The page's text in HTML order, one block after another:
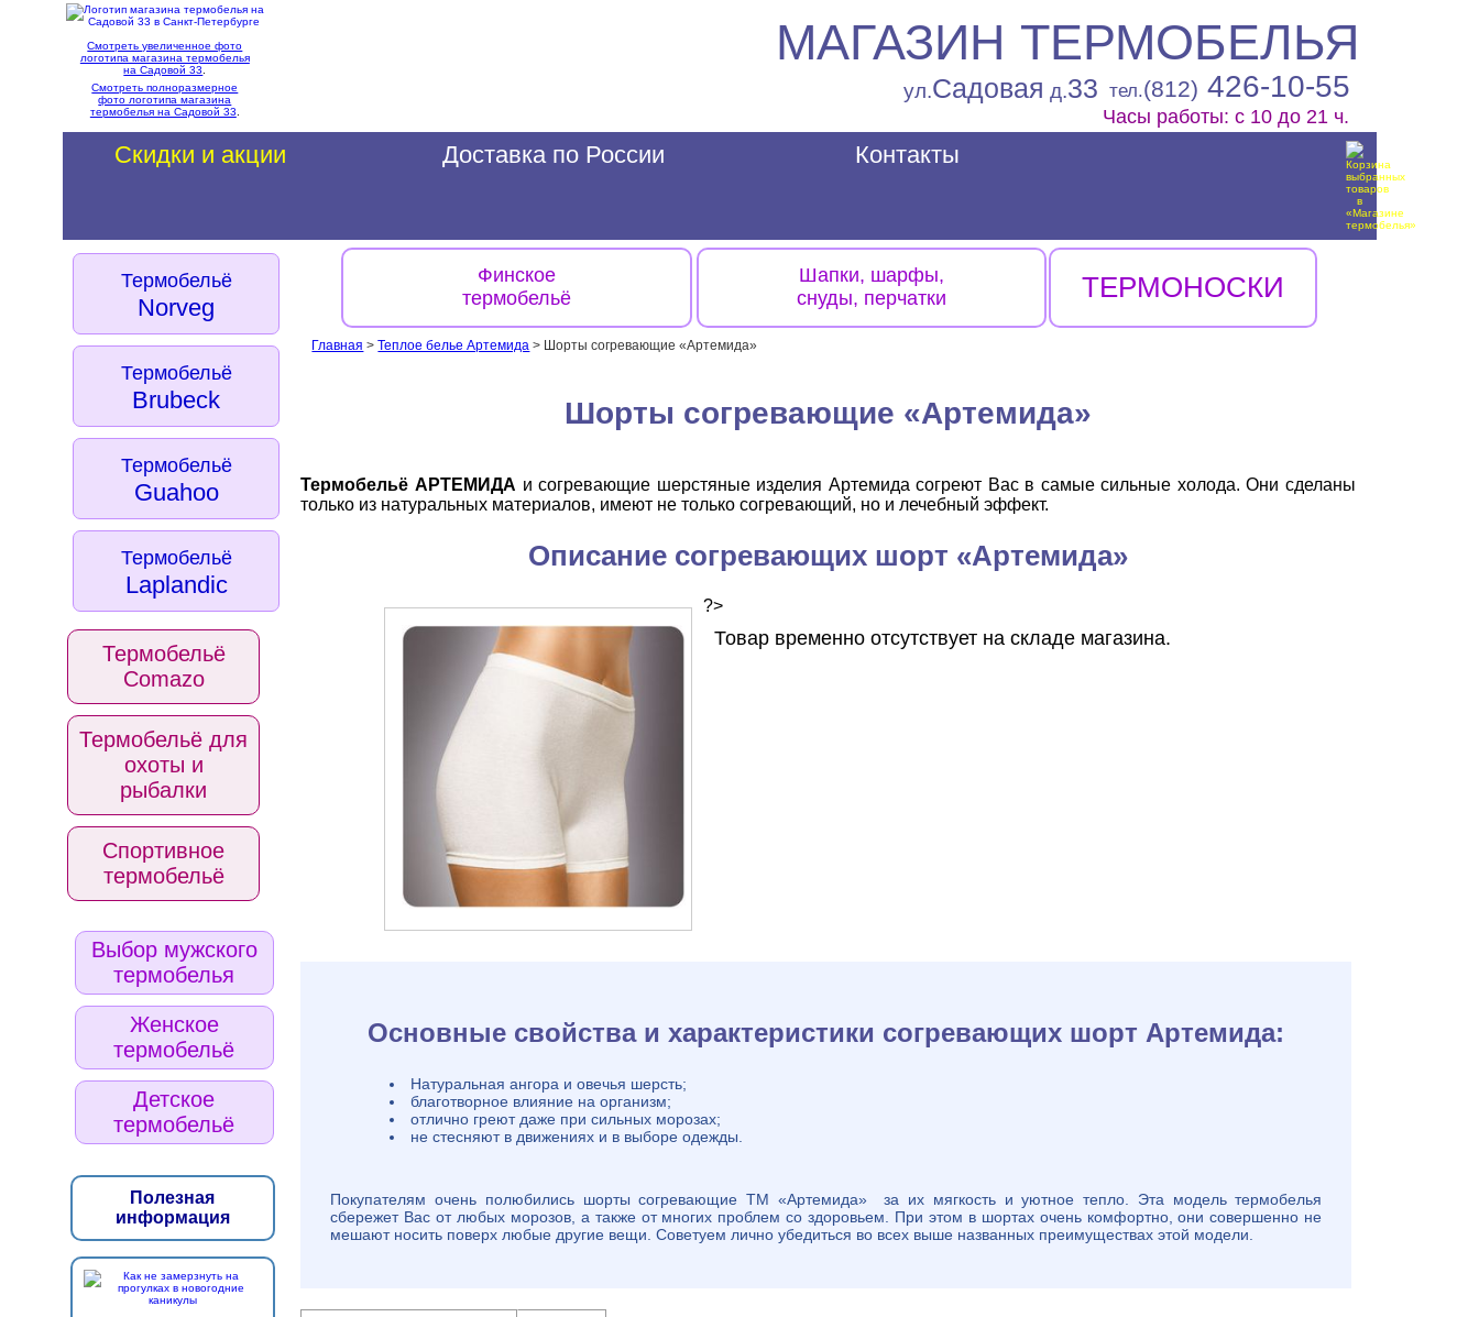
Смотреть увеличенное фото
логотипа магазина термобелья
на Садовой 33
Смотреть полноразмерное
фото логотипа магазина
термобелья на Садовой 33
МАГАЗИН ТЕРМОБЕЛЬЯ
тел.(812) 426-10-55
ул.Садовая д.33
Часы работы: с 10 до 21 ч.
Скидки и акции Доставка по России Контакты
Выбор мужского
термобелья
Женское
термобельё
Детское
термобельё
Термобельё
Comazo
Термобельё для
охоты и
рыбалки
Спортивное
термобельё
Финское
термобельё
Шапки, шарфы,
снуды, перчатки
ТЕРМОНОСКИ
Главная > Теплое белье Артемида > Шорты согревающие «Артемида»
Шорты согревающие «Артемида»
Термобельё АРТЕМИДА и согревающие шерстяные изделия Артемида согреют Вас в самые сильные холода. Они сделаны
только из натуральных материалов, имеют не только согревающий, но и лечебный эффект.
Описание согревающих шорт «Артемида»
?>
Товар временно отсутствует на складе магазина.
Основные свойства и характеристики согревающих шорт Артемида:
Натуральная ангора и овечья шерсть;
благотворное влияние на организм;
отлично греют даже при сильных морозах;
не стесняют в движениях и в выборе одежды.
Покупателям очень полюбились шорты согревающие ТМ «Артемида» за их мягкость и уютное тепло. Эта модель термобелья
сбережет Вас от любых морозов, а также от многих проблем со здоровьем. При этом в шортах очень комфортно, они совершенно не
мешают носить поверх любые другие вещи. Советуем лично убедиться во всех выше названных преимуществах этой модели.
Термобельё
Norveg
Термобельё
Brubeck
Термобельё
Guahoo
Термобельё
Laplandic
Полезная
информация